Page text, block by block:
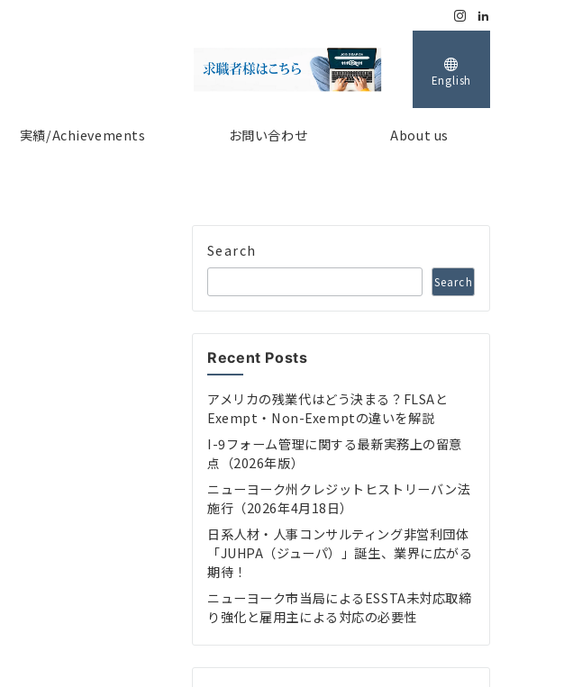
English
実績/Achievements お問い合わせ About us
Search
Search
Recent Posts
アメリカの残業代はどう決まる？FLSAと
Exempt・Non-Exemptの違いを解説
I-9フォーム管理に関する最新実務上の留意
点（2026年版）
ニューヨーク州クレジットヒストリーバン法
施行（2026年4月18日）
日系人材・人事コンサルティング非営利団体
「JUHPA（ジューパ）」誕生、業界に広がる
期待！
ニューヨーク市当局によるESSTA未対応取締
り強化と雇用主による対応の必要性